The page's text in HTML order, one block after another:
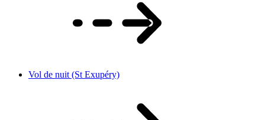
Vol de nuit (St Exupéry)